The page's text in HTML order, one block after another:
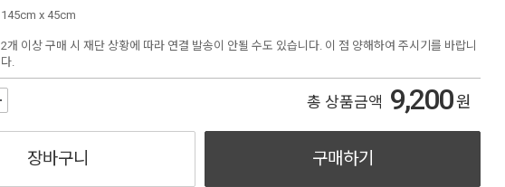
145cm x 45cm
2개 이상 구매 시 재단 상황에 따라 연결 발송이 안될 수도 있습니다. 이 점 양해하여 주시기를 바랍니
다.
총 상품금액 9,200원
장바구니 구매하기